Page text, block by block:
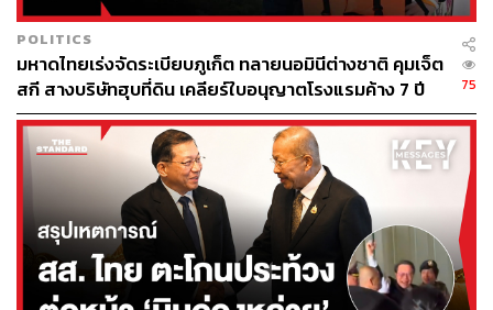
ชยพล สท้อนดี, วิโรจน์ ลักขณาอดิศร และ ปกรณ์วุฒิ อุดม
พิพัฒน์สกุล
แถลงข่าวแสดงความไม่เห็นด้วยที่รองประธานสภาเกือบ
วินิจฉัยให้หยุดการอภิปราย
ภาพ:ณาฌารัฐ ภักดีอาสา
นายกฯ Gen Y ปฏิเสธทุกข้อกล่าวหา ไฟต์เพื่อพ่อเต็มที่
POLITICS
มหาดไทยเร่งจัดระเบียบภูเก็ต ทลายนอมินีต่างชาติ คุมเจ็ต
สกี สางบริษัทฮุบที่ดิน เคลียร์ใบอนุญาตโรงแรมค้าง 7 ปี
75